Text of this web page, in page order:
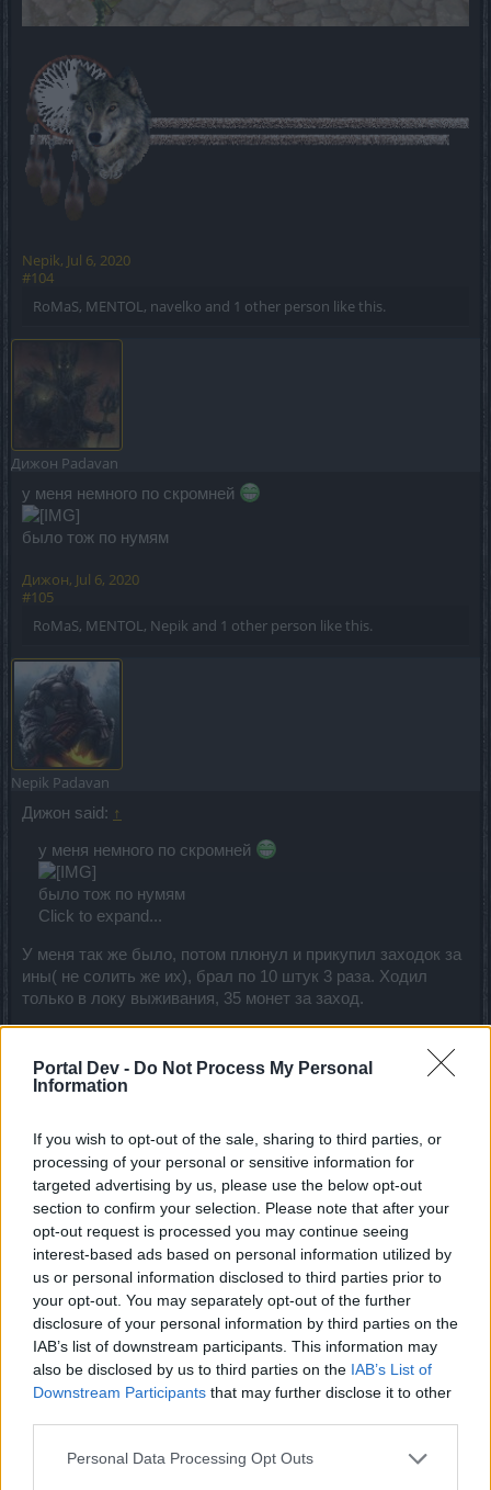
Portal Dev - Do Not Process My Personal
Information
If you wish to opt-out of the sale, sharing to third parties, or
processing of your personal or sensitive information for
targeted advertising by us, please use the below opt-out
section to confirm your selection. Please note that after your
opt-out request is processed you may continue seeing
interest-based ads based on personal information utilized by
us or personal information disclosed to third parties prior to
your opt-out. You may separately opt-out of the further
disclosure of your personal information by third parties on the
IAB’s list of downstream participants. This information may
also be disclosed by us to third parties on the IAB’s List of
Downstream Participants that may further disclose it to other
Personal Data Processing Opt Outs
Nepik, Jul 6, 2020
#104
RoMaS, MENTOL, navelko and 1 other person like this.
Дижон Padavan
у меня немного по скромней
было тож по нумям
Дижон, Jul 6, 2020
#105
RoMaS, MENTOL, Nepik and 1 other person like this.
Nepik Padavan
Дижон said: ↑
у меня немного по скромней
было тож по нумям
Click to expand...
У меня так же было, потом плюнул и прикупил заходок за
ины( не солить же их), брал по 10 штук 3 раза. Ходил
только в локу выживания, 35 монет за заход.
Nepik,Jul 6, 2020
#106
Дижонlikes this.
В целом я аккой доволен, джокеры и пару рун за маунтов,